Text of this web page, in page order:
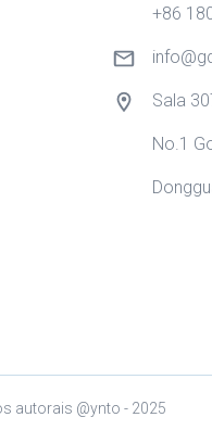
+86
Sala
No.1
autorais @ynto - 2025